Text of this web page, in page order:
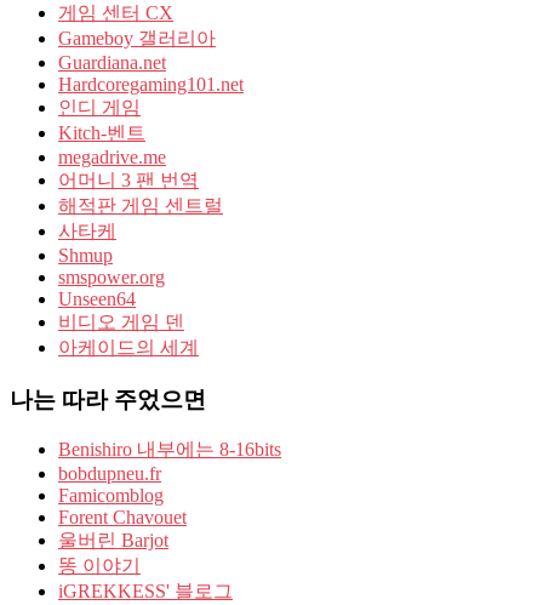
게임 센터 CX
Gameboy 갤러리아
Guardiana.net
Hardcoregaming101.net
인디 게임
Kitch-벤트
megadrive.me
어머니 3 팬 번역
해적판 게임 센트럴
사타케
Shmup
smspower.org
Unseen64
비디오 게임 덴
아케이드의 세계
나는 따라 주었으면
Benishiro 내부에는 8-16bits
bobdupneu.fr
Famicomblog
Forent Chavouet
울버린 Barjot
똥 이야기
iGREKKESS' 블로그